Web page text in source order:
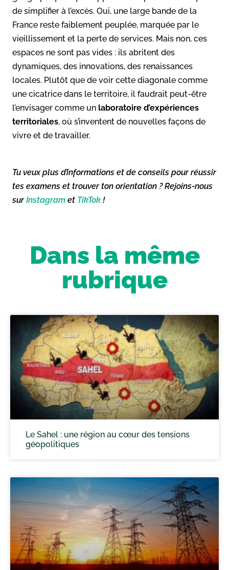
de simplifier à l’excès. Oui, une large bande de la
France reste faiblement peuplée, marquée par le
vieillissement et la perte de services. Mais non, ces
espaces ne sont pas vides : ils abritent des
dynamiques, des innovations, des renaissances
locales. Plutôt que de voir cette diagonale comme
une cicatrice dans le territoire, il faudrait peut-être
l’envisager comme un laboratoire d’expériences
territoriales, où s’inventent de nouvelles façons de
vivre et de travailler.
Tu veux plus d’informations et de conseils pour réussir
tes examens et trouver ton orientation ? Rejoins-nous
surInstagram et TikTok !
Dans la même
rubrique
Le Sahel : une région au cœur des tensions
géopolitiques